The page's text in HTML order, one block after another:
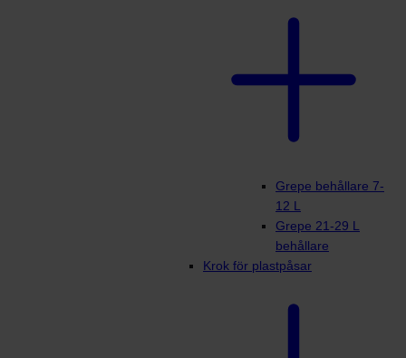
Grepe behållare 7-
12 L
Grepe 21-29 L
behållare
Krok för plastpåsar